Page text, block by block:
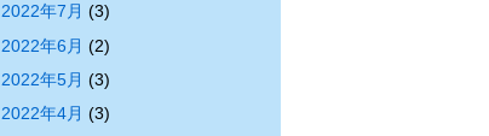
2022年7月 (3)
2022年6月 (2)
2022年5月 (3)
2022年4月 (3)